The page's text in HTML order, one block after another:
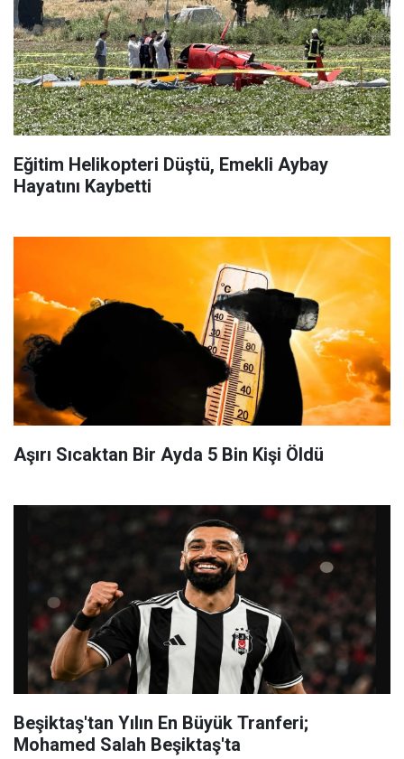
Eğitim Helikopteri Düştü, Emekli Aybay
Hayatını Kaybetti
Aşırı Sıcaktan Bir Ayda 5 Bin Kişi Öldü
Beşiktaş'tan Yılın En Büyük Tranferi;
Mohamed Salah Beşiktaş'ta